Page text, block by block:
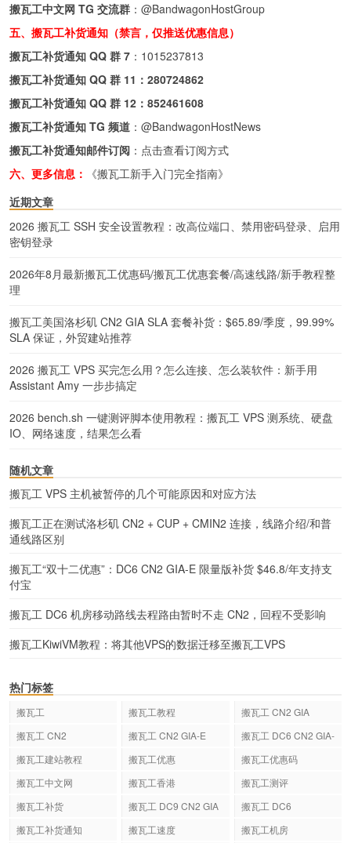
搬瓦工中文网 TG 交流群 ： @BandwagonHostGroup
五、搬瓦工补货通知（禁言，仅推送优惠信息）
搬瓦工补货通知 QQ 群 7 ： 1015237813
搬瓦工补货通知 QQ 群 11： 280724862
搬瓦工补货通知 QQ 群 12： 852461608
搬瓦工补货通知 TG 频道 ： @BandwagonHostNews
搬瓦工补货通知邮件订阅 ： 点击查看订阅方式
六、更多信息：
《搬瓦工新手入门完全指南》
近期文章
2026 搬瓦工 SSH 安全设置教程：改高位端口、禁用密码登录、启用
密钥登录
2026年8月最新搬瓦工优惠码/搬瓦工优惠套餐/高速线路/新手教程整
理
搬瓦工美国洛杉矶 CN2 GIA SLA 套餐补货：$65.89/季度，99.99%
SLA 保证，外贸建站推荐
2026 搬瓦工 VPS 买完怎么用？怎么连接、怎么装软件：新手用
Assistant Amy 一步步搞定
2026 bench.sh 一键测评脚本使用教程：搬瓦工 VPS 测系统、硬盘
IO、网络速度，结果怎么看
随机文章
搬瓦工 VPS 主机被暂停的几个可能原因和对应方法
搬瓦工正在测试洛杉矶 CN2 + CUP + CMIN2 连接，线路介绍/和普
通线路区别
搬瓦工“双十二优惠”：DC6 CN2 GIA-E 限量版补货 $46.8/年支持支
付宝
搬瓦工 DC6 机房移动路线去程路由暂时不走 CN2，回程不受影响
搬瓦工KiwiVM教程：将其他VPS的数据迁移至搬瓦工VPS
热门标签
搬瓦工 搬瓦工教程
搬瓦工 CN2 GIA
搬瓦工 CN2
搬瓦工 CN2 GIA-E
搬瓦工 DC6 CN2 GIA-
搬瓦工建站教程 搬瓦工优惠
搬瓦工优惠码
搬瓦工中文网
搬瓦工香港
搬瓦工测评
搬瓦工补货
搬瓦工 DC9 CN2 GIA
搬瓦工 DC6
搬瓦工补货通知
搬瓦工速度 搬瓦工机房